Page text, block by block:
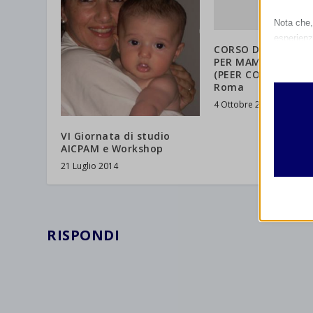
VI Giornata di studio
AICPAM e Workshop
21 Luglio 2014
CORSO DI
PER MAMME DI
(PEER
Roma
4 Ottobre 2014
RISPONDI
Nota
I
Altri